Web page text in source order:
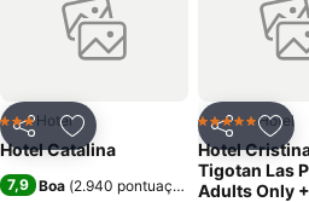
PartilharAdicionar aos favoritos
3 Estrelas
Hotel
Hotel Catalina
7,9 Boa (2.940 pontuações )
Partilhar
5 EstrelasHotel
Hotel
Tigotan Las
Adults Only